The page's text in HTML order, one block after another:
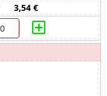
3,54 €